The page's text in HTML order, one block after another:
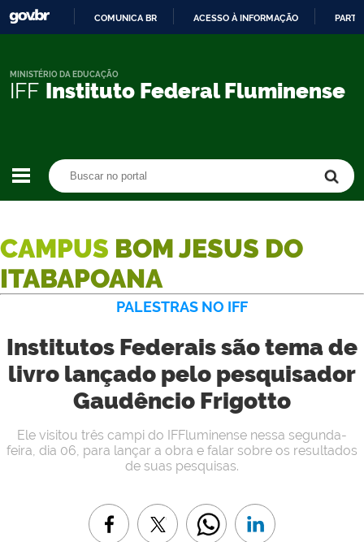
CONTEÚDO
COMUNICA BR ACESSO À INFORMAÇÃO
IFF Instituto Federal Fluminense
MINISTÉRIO DA EDUCAÇÃO
CAMPUS BOM JESUS DO
ITABAPOANA
PALESTRAS NO IFF
Institutos Federais são tema de
livro lançado pelo pesquisador
Gaudêncio Frigotto
Ele visitou três campi do IFFluminense nessa segunda-
feira, dia 06, para lançar a obra e falar sobre os resultados
de suas pesquisas.